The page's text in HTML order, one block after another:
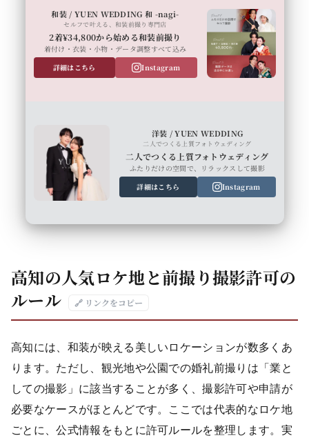
和装 / YUEN WEDDING 和 -nagi-
セルフで叶える、和装前撮り専門店
2着¥34,800から始める和装前撮り
着付け・衣装・小物・データ調整すべて込み
詳細はこちら
Instagram
洋装 / YUEN WEDDING
二人でつくる上質フォトウェディング
二人でつくる上質フォトウェディング
ふたりだけの空間で、リラックスして撮影
詳細はこちら
Instagram
高知の人気ロケ地と前撮り撮影許可の
ルール
🔗 リンクをコピー
高知には、和装が映える美しいロケーションが数多くあ
ります。ただし、観光地や公園での婚礼前撮りは「業と
しての撮影」に該当することが多く、撮影許可や申請が
必要なケースがほとんどです。ここでは代表的なロケ地
ごとに、公式情報をもとに許可ルールを整理します。実